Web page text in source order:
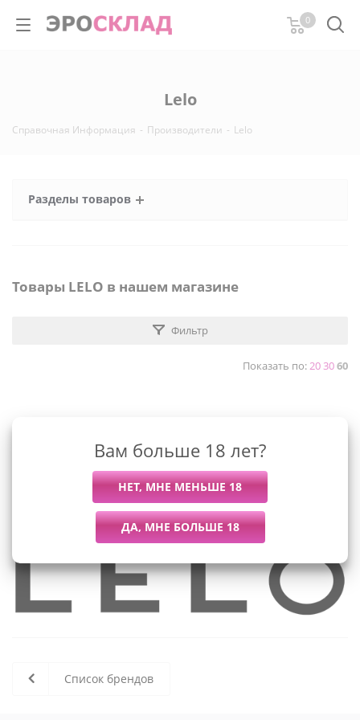
0
Lelo
Справочная Информация - Производители - Lelo
Разделы товаров
Товары LELO в нашем магазине
Фильтр
Показать по:203060
В данный момент нет активных
товаров
Список брендов
Вам больше 18 лет?